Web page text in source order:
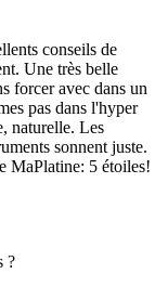
conseils de
Une très belle
forcer avec dans un
pas dans l'hyper
naturelle. Les
sonnent juste.
MaPlatine: 5 étoiles!
?